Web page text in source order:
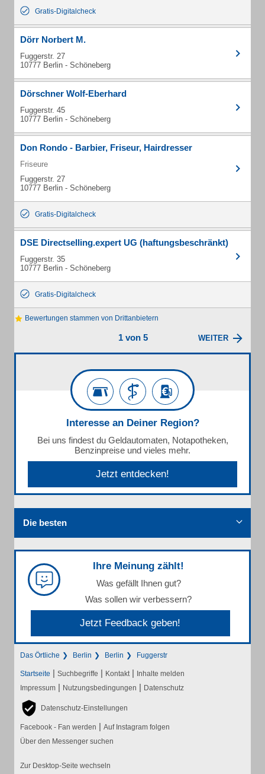
Gratis-Digitalcheck
Dörr Norbert M.
Fuggerstr. 27
10777 Berlin - Schöneberg
Dörschner Wolf-Eberhard
Fuggerstr. 45
10777 Berlin - Schöneberg
Don Rondo - Barbier, Friseur, Hairdresser
Friseure
Fuggerstr. 27
10777 Berlin - Schöneberg
Gratis-Digitalcheck
DSE Directselling.expert UG (haftungsbeschränkt)
Fuggerstr. 35
10777 Berlin - Schöneberg
Gratis-Digitalcheck
Bewertungen stammen von Drittanbietern
1 von 5 WEITER
Interesse an Deiner Region?
Bei uns findest du Geldautomaten, Notapotheken,
Benzinpreise und vieles mehr.
Jetzt entdecken!
Die besten
Ihre Meinung zählt!
Was gefällt Ihnen gut?
Was sollen wir verbessern?
Jetzt Feedback geben!
Das Örtliche Berlin Berlin Fuggerstr
Startseite | Suchbegriffe | Kontakt | Inhalte melden
Impressum | Nutzungsbedingungen | Datenschutz
Datenschutz-Einstellungen
Facebook - Fan werden | Auf Instagram folgen
Über den Messenger suchen
Zur Desktop-Seite wechseln